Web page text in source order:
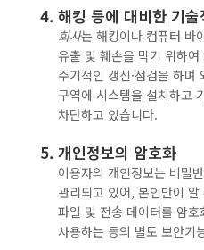
4. 해킹 등에 대비한 기술
회사는 해킹이나 컴퓨터 바
유출 및 훼손을 막기 위하
주기적인 갱신·점검을 하며
구역에 시스템을 설치하고
차단하고 있습니다.
5. 개인정보의 암호화
이용자의 개인정보는 비밀
관리되고 있어, 본인만이
파일 및 전송 데이터를 암
사용하는 등의 별도 보안기